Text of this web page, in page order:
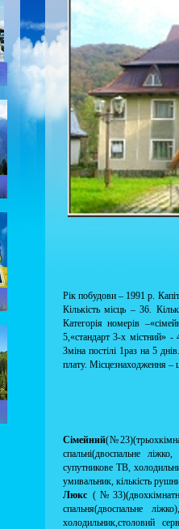
Рік побудови – 1991 р.
Кількість місць – 36.
Категорія номерів
5,«стандарт 3-х містний»
Зміна постілі 1раз на 5
плату. Місцезнаходження –
Сімейний
спальні(двоспальне
супутникове ТВ,
умивальник, кількість
Люкс
спальня(двоспальне
холодильник,столовий